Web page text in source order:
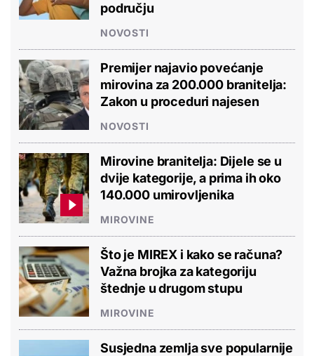
području
NOVOSTI
Premijer najavio povećanje
mirovina za 200.000 branitelja:
Zakon u proceduri najesen
NOVOSTI
Mirovine branitelja: Dijele se u
dvije kategorije, a prima ih oko
140.000 umirovljenika
MIROVINE
Što je MIREX i kako se računa?
Važna brojka za kategoriju
štednje u drugom stupu
MIROVINE
Susjedna zemlja sve popularnije